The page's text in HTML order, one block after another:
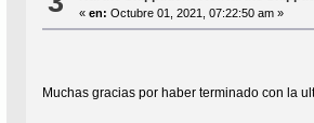
«en: Octubre 01, 2021, 07:22:50 am »
Muchas gracias por haber terminado con la